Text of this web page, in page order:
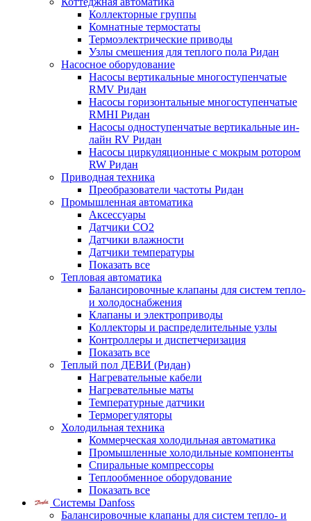
Коллекторные группы
Комнатные термостаты
Термоэлектрические приводы
Узлы смешения для теплого пола Ридан
Насосное оборудование
Насосы вертикальные многоступенчатые
RMV Ридан
Насосы горизонтальные многоступенчатые
RMHI Ридан
Насосы одноступенчатые вертикальные ин-
лайн RV Ридан
Насосы циркуляционные с мокрым ротором
RW Ридан
Приводная техника
Преобразователи частоты Ридан
Промышленная автоматика
Аксессуары
Датчики CO2
Датчики влажности
Датчики температуры
Показать все
Тепловая автоматика
Балансировочные клапаны для систем тепло-
и холодоснабжения
Клапаны и электроприводы
Коллекторы и распределительные узлы
Контроллеры и диспетчеризация
Показать все
Теплый пол ДЕВИ (Ридан)
Нагревательные кабели
Нагревательные маты
Температурные датчики
Терморегуляторы
Холодильная техника
Коммерческая холодильная автоматика
Промышленные холодильные компоненты
Спиральные компрессоры
Теплообменное оборудование
Показать все
Системы Danfoss
Балансировочные клапаны для систем тепло- и